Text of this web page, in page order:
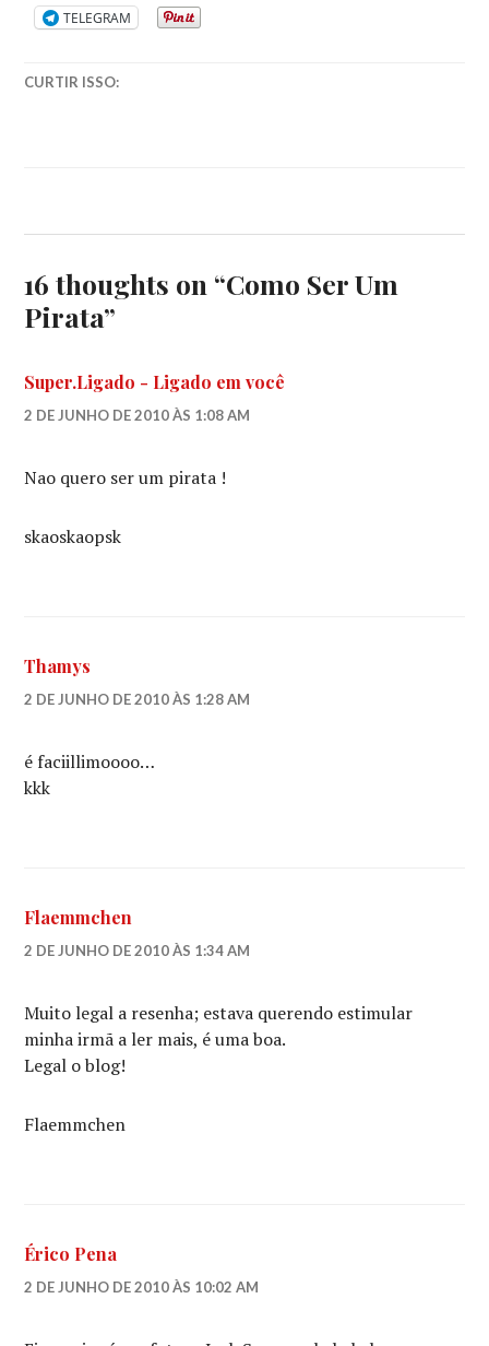
TELEGRAM
CURTIR ISSO:
16 thoughts on “Como Ser Um
Pirata”
Super.Ligado - Ligado em você
2 DE JUNHO DE 2010 ÀS 1:08 AM
Nao quero ser um pirata !
skaoskaopsk
Thamys
2 DE JUNHO DE 2010 ÀS 1:28 AM
é faciillimoooo…
kkk
Flaemmchen
2 DE JUNHO DE 2010 ÀS 1:34 AM
Muito legal a resenha; estava querendo estimular
minha irmã a ler mais, é uma boa.
Legal o blog!
Flaemmchen
Érico Pena
2 DE JUNHO DE 2010 ÀS 10:02 AM